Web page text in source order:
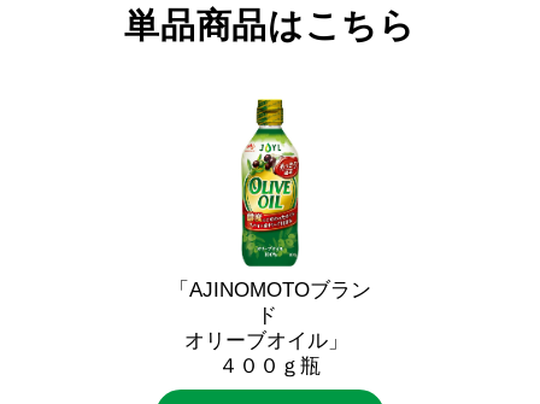
単品商品はこちら
「AJINOMOTOブラン
ド
オリーブオイル」
４００ｇ瓶